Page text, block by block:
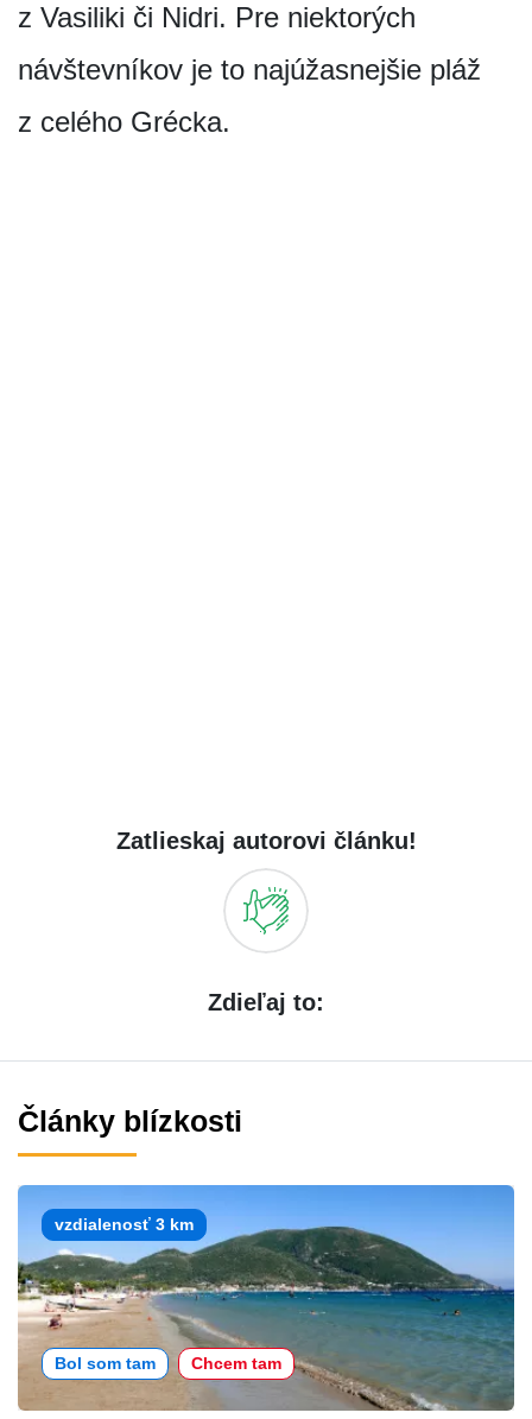
z Vasiliki či Nidri. Pre niektorých
návštevníkov je to najúžasnejšie pláž
z celého Grécka.
Zatlieskaj autorovi článku!
Zdieľaj to:
Články blízkosti
vzdialenosť 3 km
Bol som tam Chcem tam